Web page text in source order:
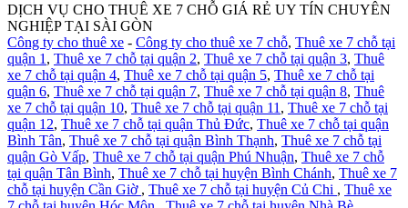
DỊCH VỤ CHO THUÊ XE 7 CHỖ GIÁ RẺ UY TÍN CHUYÊN
NGHIỆP TẠI SÀI GÒN
Công ty cho thuê xe - Công ty cho thuê xe 7 chỗ, Thuê xe 7 chỗ tại
quận 1 , Thuê xe 7 chỗ tại quận 2, Thuê xe 7 chỗ tại quận 3, Thuê
xe 7 chỗ tại quận 4, Thuê xe 7 chỗ tại quận 5, Thuê xe 7 chỗ tại
quận 6, Thuê xe 7 chỗ tại quận 7, Thuê xe 7 chỗ tại quận 8, Thuê
xe 7 chỗ tại quận 10, Thuê xe 7 chỗ tại quận 11 , Thuê xe 7 chỗ tại
quận 12, Thuê xe 7 chỗ tại quận Thủ Đức, Thuê xe 7 chỗ tại quận
Bình Tân, Thuê xe 7 chỗ tại quận Bình Thạnh, Thuê xe 7 chỗ tại
quận Gò Vấp, Thuê xe 7 chỗ tại quận Phú Nhuận, Thuê xe 7 chỗ
tại quận Tân Bình, Thuê xe 7 chỗ tại huyện Bình Chánh, Thuê xe 7
chỗ tại huyện Cần Giờ , Thuê xe 7 chỗ tại huyện Củ Chi , Thuê xe